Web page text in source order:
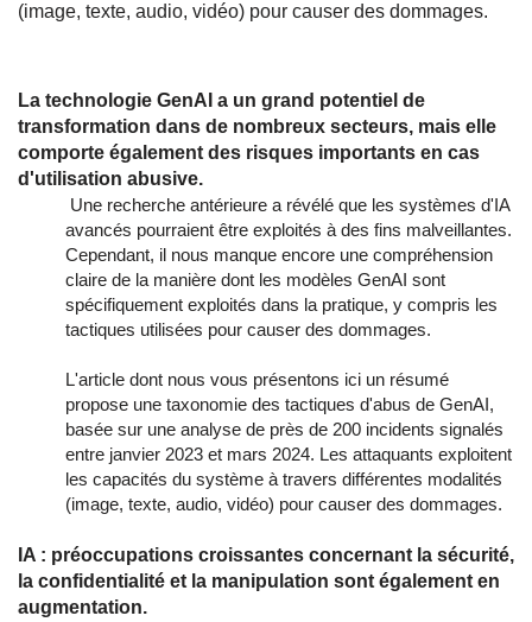
(image, texte, audio, vidéo) pour causer des dommages.
La technologie GenAI a un grand potentiel de
transformation dans de nombreux secteurs, mais elle
comporte également des risques importants en cas
d'utilisation abusive.
Une recherche antérieure a révélé que les systèmes d'IA
avancés pourraient être exploités à des fins malveillantes.
Cependant, il nous manque encore une compréhension
claire de la manière dont les modèles GenAI sont
spécifiquement exploités dans la pratique, y compris les
tactiques utilisées pour causer des dommages.
L'article dont nous vous présentons ici un résumé
propose une taxonomie des tactiques d'abus de GenAI,
basée sur une analyse de près de 200 incidents signalés
entre janvier 2023 et mars 2024. Les attaquants exploitent
les capacités du système à travers différentes modalités
(image, texte, audio, vidéo) pour causer des dommages.
IA : préoccupations croissantes concernant la sécurité,
la confidentialité et la manipulation sont également en
augmentation.